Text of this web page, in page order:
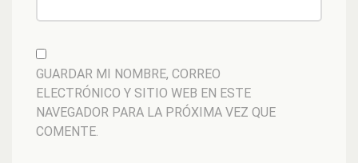
GUARDAR MI NOMBRE, CORREO
ELECTRÓNICO Y SITIO WEB EN ESTE
NAVEGADOR PARA LA PRÓXIMA VEZ QUE
COMENTE.